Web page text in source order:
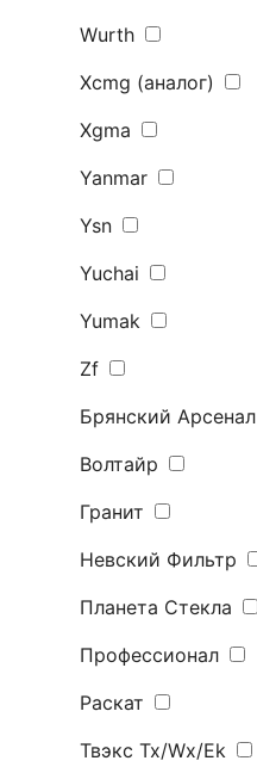
Wurth
Xcmg (аналог)
Xgma
Yanmar
Ysn
Yuchai
Yumak
Zf
Брянский Арсенал
Волтайр
Гранит
Невский Фильтр
Планета Стекла
Профессионал
Раскат
Твэкс Tx/Wx/Ek